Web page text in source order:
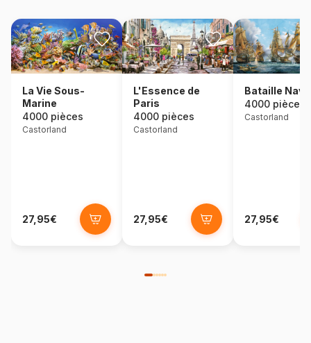
La Vie Sous-
Marine
4000 pièces
Castorland
27,95€
L'Essence de
Paris
4000 pièces
Castorland
27,95€
Bataille
4000 pièces
Castorland
27,95€